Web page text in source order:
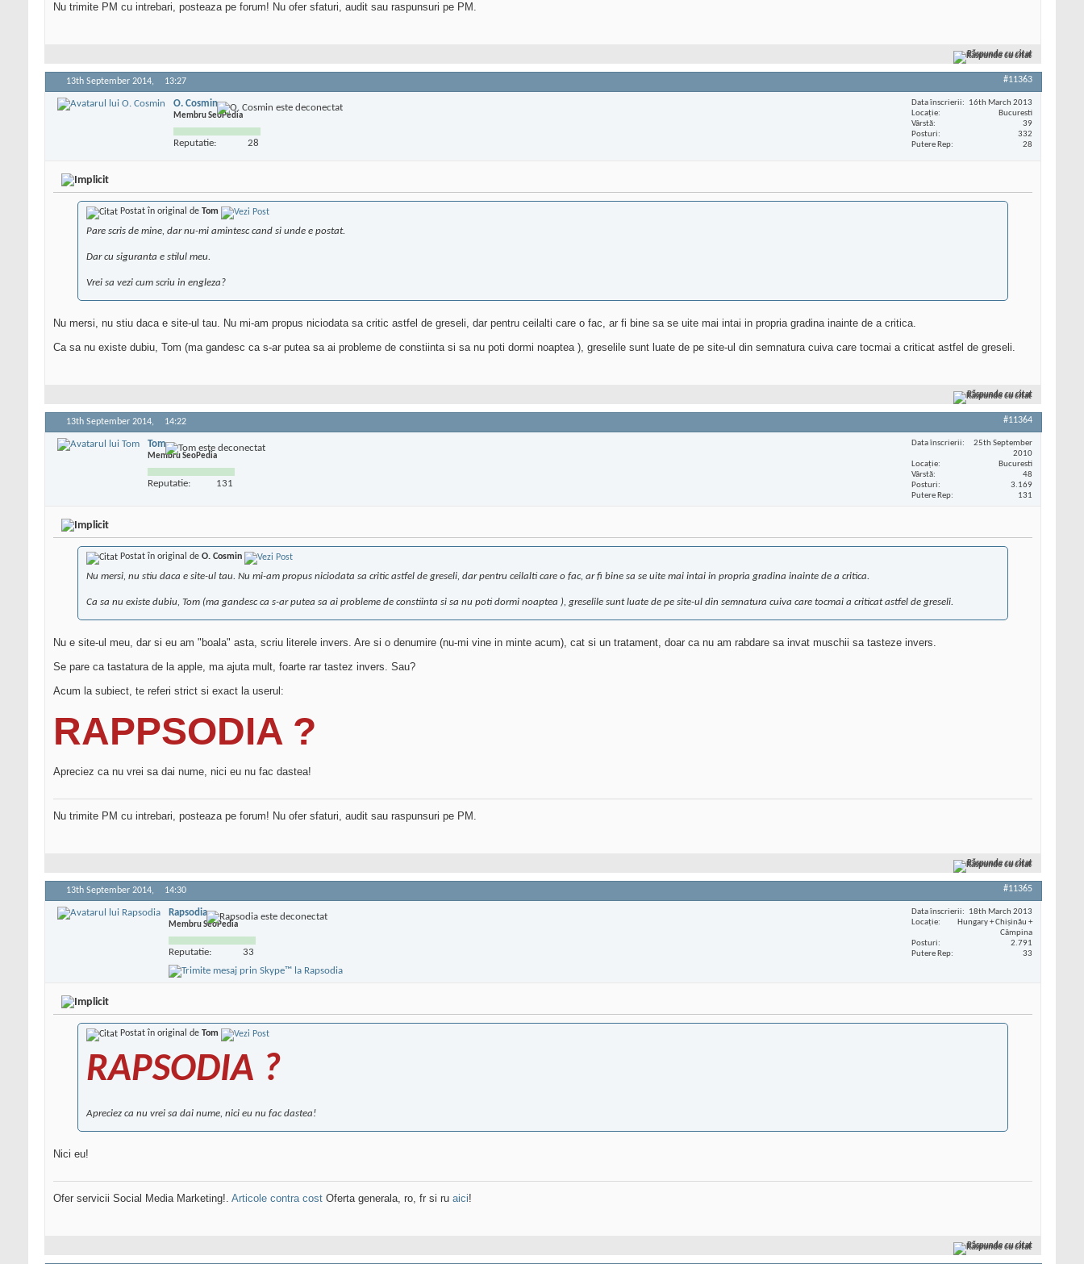
Nu trimite PM cu intrebari, posteaza pe forum! Nu ofer sfaturi, audit sau raspunsuri pe PM.
Răspunde cu citat
13th September 2014, 13:27 #11363
O. Cosmin
Membru SeoPedia
Reputatie: 28
Data înscrierii
16th March 2013
Locaţie
Bucuresti
Vârstă
39
Posturi
332
Putere Rep
28
Postat în original de Tom
Pare scris de mine, dar nu-mi amintesc cand si unde e postat.
Dar cu siguranta e stilul meu.
Vrei sa vezi cum scriu in engleza?
Nu mersi, nu stiu daca e site-ul tau. Nu mi-am propus niciodata sa critic astfel de greseli, dar pentru ceilalti care o fac, ar fi bine sa se uite mai intai in propria gradina inainte de a critica.
Ca sa nu existe dubiu, Tom (ma gandesc ca s-ar putea sa ai probleme de constiinta si sa nu poti dormi noaptea ), greselile sunt luate de pe site-ul din semnatura cuiva care tocmai a criticat astfel de greseli.
Răspunde cu citat
13th September 2014, 14:22 #11364
Tom
Membru SeoPedia
Reputatie: 131
Data înscrierii
25th September
2010
Locaţie
Bucuresti
Vârstă
48
Posturi
3.169
Putere Rep
131
Postat în original de O. Cosmin
Nu mersi, nu stiu daca e site-ul tau. Nu mi-am propus niciodata sa critic astfel de greseli, dar pentru ceilalti care o fac, ar fi bine sa se uite mai intai in propria gradina inainte de a critica.
Ca sa nu existe dubiu, Tom (ma gandesc ca s-ar putea sa ai probleme de constiinta si sa nu poti dormi noaptea ), greselile sunt luate de pe site-ul din semnatura cuiva care tocmai a criticat astfel de greseli.
Nu e site-ul meu, dar si eu am "boala" asta, scriu literele invers. Are si o denumire (nu-mi vine in minte acum), cat si un tratament, doar ca nu am rabdare sa invat muschii sa tasteze invers.
Se pare ca tastatura de la apple, ma ajuta mult, foarte rar tastez invers. Sau?
Acum la subiect, te referi strict si exact la userul:
RAPPSODIA ?
Apreciez ca nu vrei sa dai nume, nici eu nu fac dastea!
Nu trimite PM cu intrebari, posteaza pe forum! Nu ofer sfaturi, audit sau raspunsuri pe PM.
Răspunde cu citat
13th September 2014, 14:30 #11365
Rapsodia
Membru SeoPedia
Reputatie: 33
Data înscrierii
18th March 2013
Locaţie
Hungary + Chișinău +
Câmpina
Posturi
2.791
Putere Rep
33
Postat în original de Tom
RAPSODIA ?
Apreciez ca nu vrei sa dai nume, nici eu nu fac dastea!
Nici eu!
Ofer servicii Social Media Marketing!. Articole contra cost Oferta generala, ro, fr si ru aici!
Răspunde cu citat